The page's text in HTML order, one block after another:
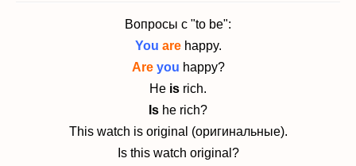
Вопросы с "to be":
You are happy.
Are you happy?
He is rich.
Is he rich?
This watch is original (оригинальные).
Is this watch original?